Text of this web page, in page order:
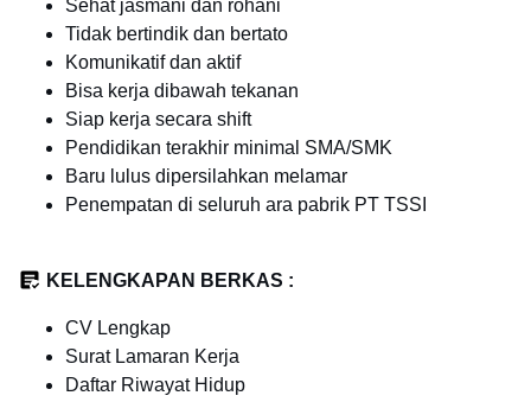
Sehat jasmani dan rohani
Tidak bertindik dan bertato
Komunikatif dan aktif
Bisa kerja dibawah tekanan
Siap kerja secara shift
Pendidikan terakhir minimal SMA/SMK
Baru lulus dipersilahkan melamar
Penempatan di seluruh ara pabrik PT TSSI
KELENGKAPAN BERKAS :
CV Lengkap
Surat Lamaran Kerja
Daftar Riwayat Hidup